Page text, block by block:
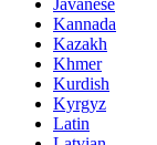
Javanese
Kannada
Kazakh
Khmer
Kurdish
Kyrgyz
Latin